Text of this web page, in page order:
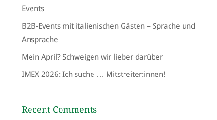
Events
B2B-Events mit italienischen Gästen – Sprache und
Ansprache
Mein April? Schweigen wir lieber darüber
IMEX 2026: Ich suche … Mitstreiter:innen!
Recent Comments